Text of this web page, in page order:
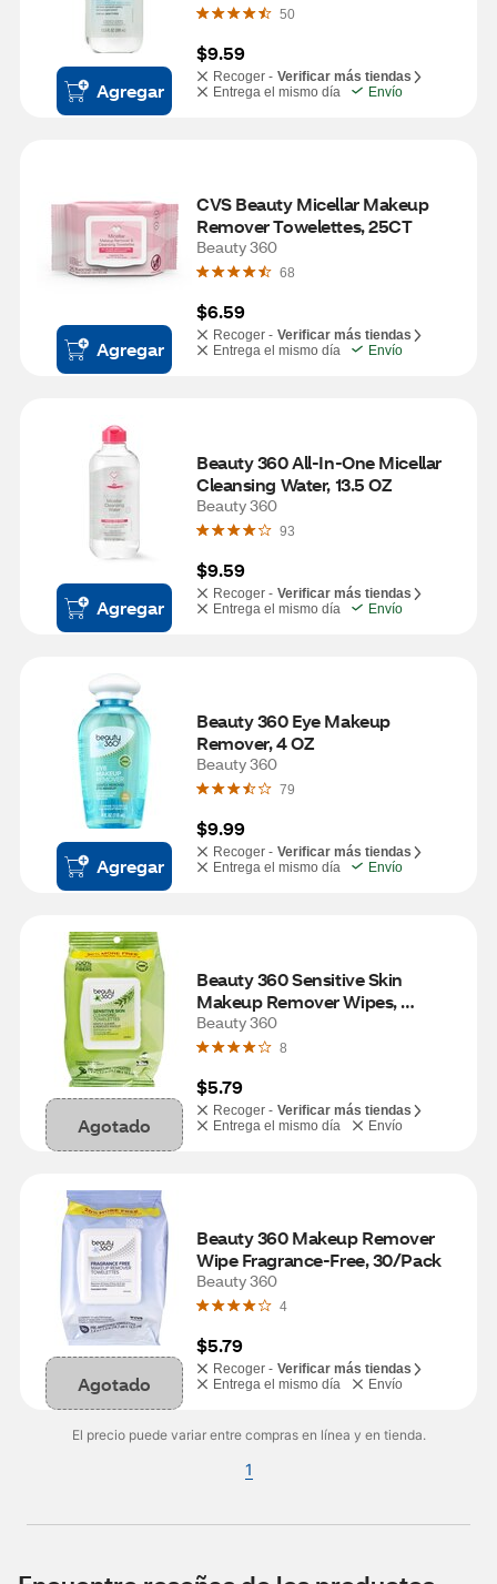
Agregar
50
$9.59
Recoger - Verificar más tiendas
Entrega el mismo día
Envío
Agregar
CVS Beauty Micellar Makeup
Remover Towelettes, 25CT
Beauty 360
68
$6.59
Recoger - Verificar más tiendas
Entrega el mismo día
Envío
Agregar
Beauty 360 All-In-One Micellar
Cleansing Water, 13.5 OZ
Beauty 360
93
$9.59
Recoger - Verificar más tiendas
Entrega el mismo día
Envío
Agregar
Beauty 360 Eye Makeup
Remover, 4 OZ
Beauty 360
79
$9.99
Recoger - Verificar más tiendas
Entrega el mismo día
Envío
Agotado
Beauty 360 Sensitive Skin
Makeup Remover Wipes,
30/Pack
Beauty 360
8
$5.79
Recoger - Verificar más tiendas
Entrega el mismo día
Envío
Agotado
Beauty 360 Makeup Remover
Wipe Fragrance-Free, 30/Pack
Beauty 360
4
$5.79
Recoger - Verificar más tiendas
Entrega el mismo día
Envío
El precio puede variar entre compras en línea y en tienda.
1